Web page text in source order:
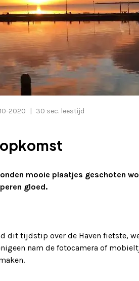
2020 | 30 sec. leestijd
mooie plaatjes geschoten
gloed.
dit tijdstip over de Haven fietste,
nam de fotocamera of